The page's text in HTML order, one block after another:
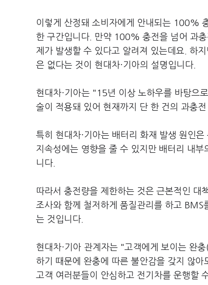
이렇게 산정돼 소비자에게 안내되는 100%
한 구간입니다. 만약 100% 충전을 넘어 과
제가 발생할 수 있다고 알려져 있는데요. 하
은 없다는 것이 현대차·기아의 설명입니다.
현대차·기아는 "15년 이상 노하우를 바탕으
술이 적용돼 있어 현재까지 단 한 건의 과충
특히 현대차·기아는 배터리 화재 발생 원인
지속성에는 영향을 줄 수 있지만 배터리 내
니다.
따라서 충전량을 제한하는 것은 근본적인 대
조사와 함께 철저하게 품질관리를 하고
는 것입니다.
현대차·기아 관계자는 "고객에게 보이는 완
하기 때문에 완충에 따른 불안감을 갖지 않
고객 여러분들이 안심하고 전기차를 운행할